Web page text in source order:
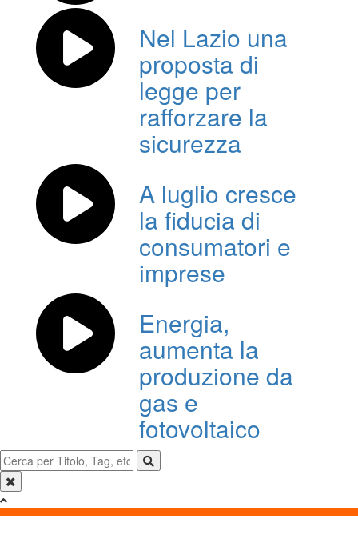
Nel Lazio una
proposta di
legge per
rafforzare la
sicurezza
A luglio cresce
la fiducia di
consumatori e
imprese
Energia,
aumenta la
produzione da
gas e
fotovoltaico